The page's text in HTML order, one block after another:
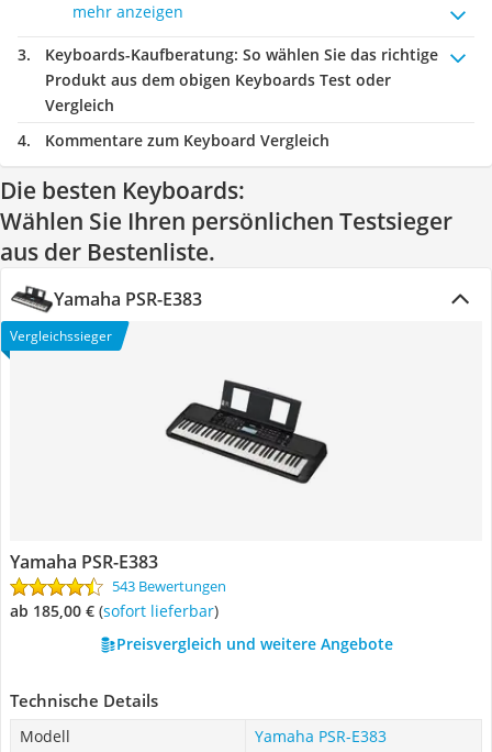
mehr anzeigen
Keyboards-Kaufberatung: So wählen Sie das richtige
Produkt aus dem obigen Keyboards Test oder
Vergleich
Kommentare zum Keyboard Vergleich
Die besten Keyboards:
Wählen Sie Ihren persönlichen Testsieger
aus der Bestenliste.
Yamaha PSR-E383
Vergleichssieger
Yamaha PSR-E383
543 Bewertungen
ab 185,00 € ( Sofort lieferbar)
Preisvergleich und weitere Angebote
Technische Details
Modell Yamaha PSR-E383